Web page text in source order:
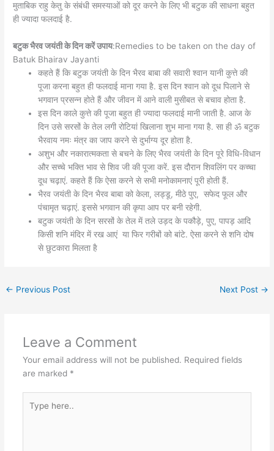
मुताबिक राहु केतु के संबंधी समस्याओं को दूर करने के लिए भी बटुक की साधना बहुत
ही ज्यादा फलदाई है.
बटुक भैरव जयंती के दिन करें उपाय:Remedies to be taken on the day of
Batuk Bhairav ​​Jayanti
कहते हैं कि बटुक जयंती के दिन भैरव बाबा की सवारी श्वान यानी कुत्ते की
पूजा करना बहुत ही फलदाई माना गया है. इस दिन श्वान को दूध पिलाने से
भगवान प्रसन्न होते हैं और जीवन में आने वाली मुसीबत से बचाव होता है.
इस दिन काले कुत्ते की पूजा बहुत ही ज्यादा फलदाई मानी जाती है. आज के
दिन उसे सरसों के तेल लगी रोटियां खिलाना शुभ माना गया है. सा ही ॐ बटुक
भैरवाय नमः मंत्र का जाप करने से दुर्भाग्य दूर होता है.
अशुभ और नकारात्मकता से बचने के लिए भैरव जयंती के दिन पूरे विधि-विधान
और सच्चे भक्ति भाव से शिव जी की पूजा करें. इस दौरान शिवलिंग पर कच्चा
दूध चढ़ाएं. कहते हैं कि ऐसा करने से सभी मनोकामनाएं पूरी होती हैं.
भैरव जयंती के दिन भैरव बाबा को केला, लड्डू, मीठे पुए, सफेद फूल और
पंचामृत चढ़ाएं. इससे भगवान की कृपा आप पर बनी रहेगी.
बटुक जयंती के दिन सरसों के तेल में तले उड़द के पकौड़े, पुए, पापड़ आदि
किसी शनि मंदिर में रख आएं या फिर गरीबों को बांटे. ऐसा करने से शनि दोष
से छुटकारा मिलता है
← Previous Post Next Post →
Leave a Comment
Your email address will not be published. Required fields
are marked *
here..